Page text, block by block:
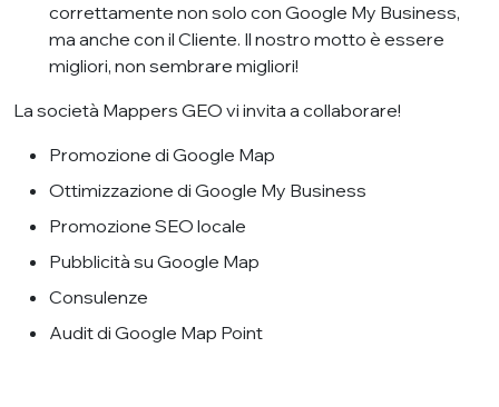
correttamente non solo con Google My Business,
ma anche con il Cliente. Il nostro motto è essere
migliori, non sembrare migliori!
La società Mappers GEO vi invita a collaborare!
Promozione di Google Map
Ottimizzazione di Google My Business
Promozione SEO locale
Pubblicità su Google Map
Consulenze
Audit di Google Map Point